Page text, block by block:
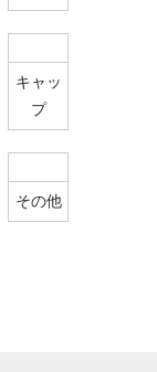
キャッ
プ
その他